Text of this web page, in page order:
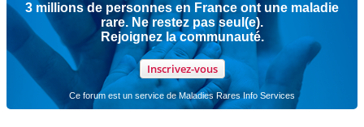
3 millions de personnes en France ont une maladie
rare. Ne restez pas seul(e).
Rejoignez la communauté.
Inscrivez-vous
Ce forum est un service de Maladies Rares Info Services